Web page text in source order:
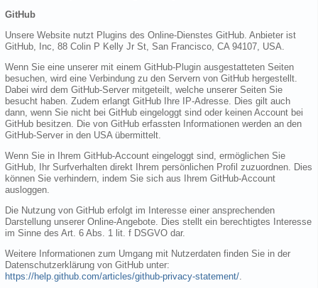
GitHub
Unsere Website nutzt Plugins des Online-Dienstes GitHub. Anbieter ist
GitHub, Inc, 88 Colin P Kelly Jr St, San Francisco, CA 94107, USA.
Wenn Sie eine unserer mit einem GitHub-Plugin ausgestatteten Seiten
besuchen, wird eine Verbindung zu den Servern von GitHub hergestellt.
Dabei wird dem GitHub-Server mitgeteilt, welche unserer Seiten Sie
besucht haben. Zudem erlangt GitHub Ihre IP-Adresse. Dies gilt auch
dann, wenn Sie nicht bei GitHub eingeloggt sind oder keinen Account bei
GitHub besitzen. Die von GitHub erfassten Informationen werden an den
GitHub-Server in den USA übermittelt.
Wenn Sie in Ihrem GitHub-Account eingeloggt sind, ermöglichen Sie
GitHub, Ihr Surfverhalten direkt Ihrem persönlichen Profil zuzuordnen. Dies
können Sie verhindern, indem Sie sich aus Ihrem GitHub-Account
ausloggen.
Die Nutzung von GitHub erfolgt im Interesse einer ansprechenden
Darstellung unserer Online-Angebote. Dies stellt ein berechtigtes Interesse
im Sinne des Art. 6 Abs. 1 lit. f DSGVO dar.
Weitere Informationen zum Umgang mit Nutzerdaten finden Sie in der
Datenschutzerklärung von GitHub unter:
https://help.github.com/articles/github-privacy-statement/